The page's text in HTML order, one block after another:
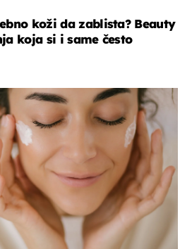
koži da zablista? Beauty
koja si i same često